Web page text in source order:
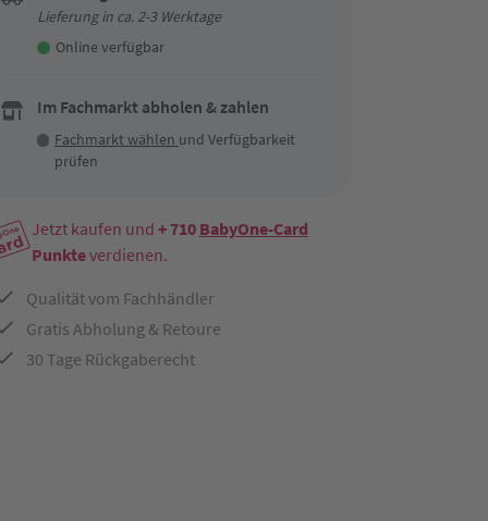
Lieferung in ca. 2-3 Werktage
Online verfügbar
Im Fachmarkt abholen & zahlen
Fachmarkt wählen und Verfügbarkeit
prüfen
Jetzt kaufen und + 710 BabyOne-Card
Punkteverdienen.
Qualität vom Fachhändler
Gratis Abholung & Retoure
30 Tage Rückgaberecht